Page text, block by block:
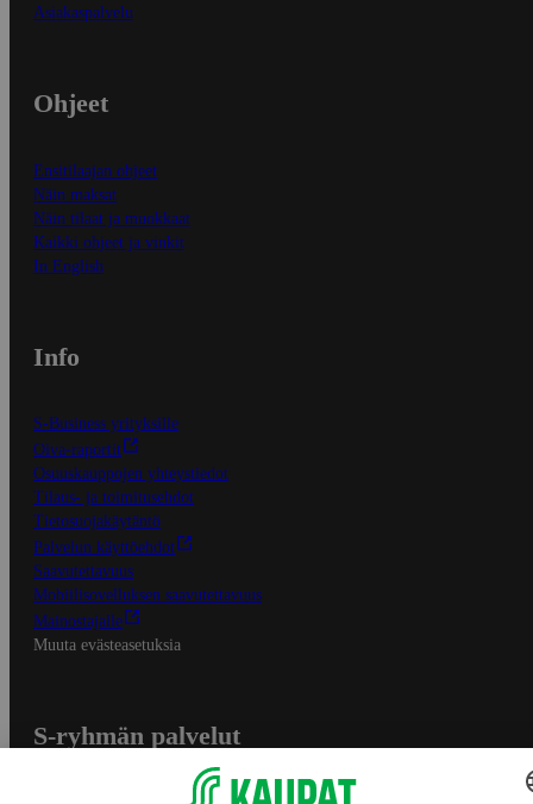
Asiakaspalvelu
Ohjeet
Ensitilaajan ohjeet
Näin maksat
Näin tilaat ja muokkaat
Kaikki ohjeet ja vinkit
In English
Info
S-Business yrityksille
Oiva-raportit
Osuuskauppojen yhteystiedot
Tilaus- ja toimitusehdot
Tietosuojakäytäntö
Palvelun käyttöehdot
Saavutettavuus
Mobiilisovelluksen saavutettavuus
Mainostajalle
Muuta evästeasetuksia
S-ryhmän palvelut